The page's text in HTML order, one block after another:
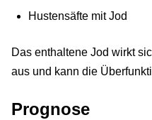
Hustensäfte mit Jod
Das enthaltene Jod wirkt
aus und kann die
Prognose